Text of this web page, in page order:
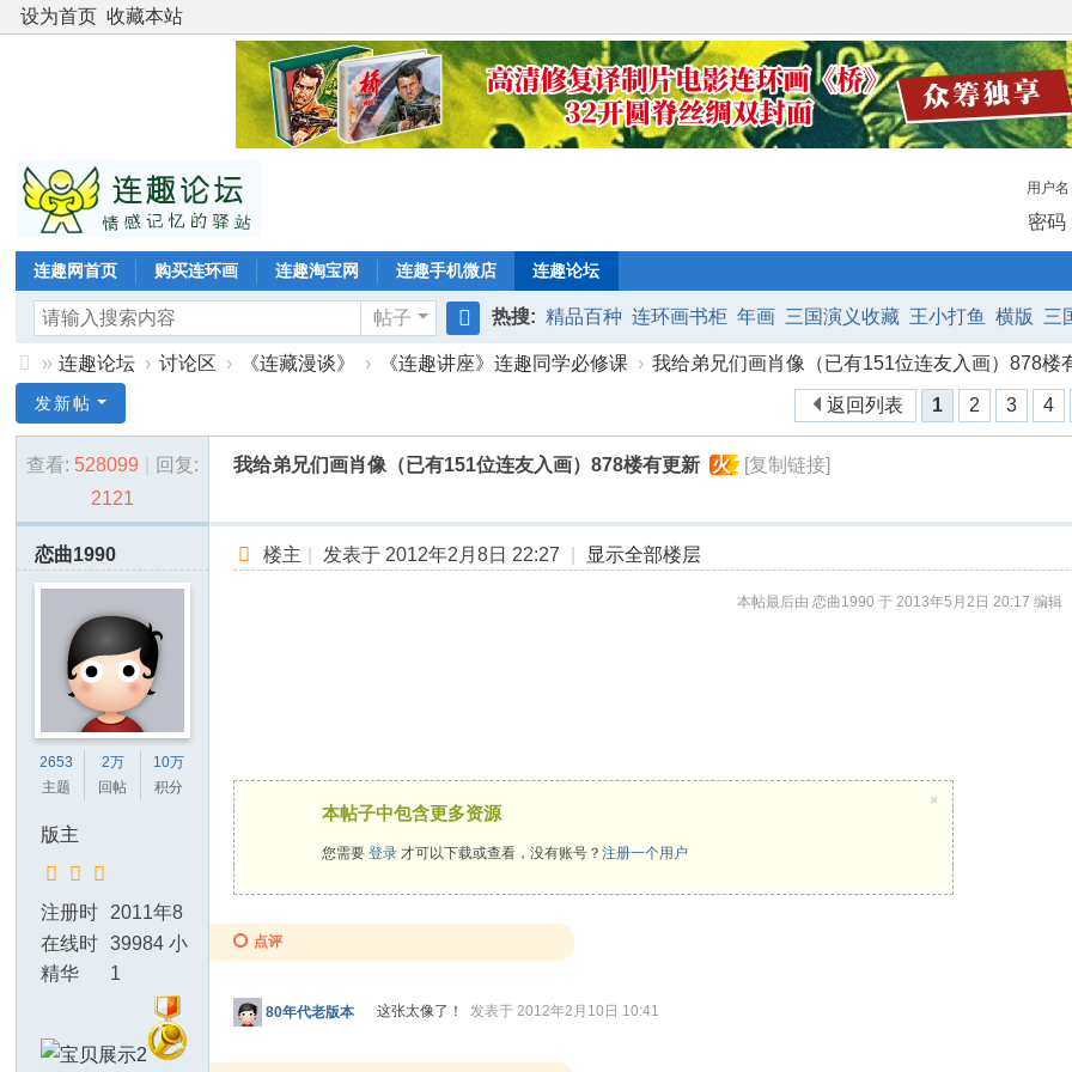
设为首页 收藏本站
用户名
密码
连趣网首页 购买连环画 连趣淘宝网 连趣手机微店 连趣论坛
帖子
搜
热搜: 精品百种 连环画书柜 年画 三国演义收藏 王小打鱼 横版 三
二版 西游 小铜锣 西游记 宣传画 水浒传 金瓶梅
趣
网
» 连趣论坛 › 讨论区 › 《连藏漫谈》 › 《连趣讲座》连趣同学必修课 › 我给弟兄们画肖像（已有151位连友入画）878楼
1 2 3 4
返回列表
发新帖
查看: 528099
回复:
2121
我给弟兄们画肖像（已有151位连友入画）878楼有更新 火 [复制链接]
恋曲1990
2653
主题
2万
回帖
10万
积分
版主
注册时
间
2011年8
月19日
在线时
间
39984 小
时
精华 1
楼主 发表于 2012年2月8日 22:27 显示全部楼层
本帖最后由 恋曲1990 于 2013年5月2日 20:17 编辑
本帖子中包含更多资源
您需要登录 才可以下载或查看，没有账号？注册一个用户
×
点评
80年代老版本 这张太像了！发表于 2012年2月10日 10:41